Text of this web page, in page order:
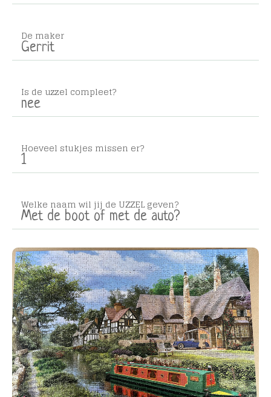
De maker
Gerrit
Is de uzzel compleet?
nee
Hoeveel stukjes missen er?
1
Welke naam wil jij de UZZEL geven?
Met de boot of met de auto?